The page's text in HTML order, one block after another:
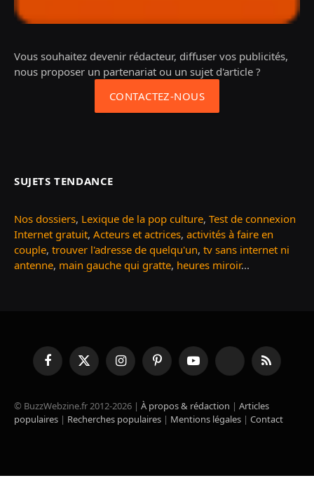
Vous souhaitez devenir rédacteur, diffuser vos publicités,
nous proposer un partenariat ou un sujet d'article ?
CONTACTEZ-NOUS
SUJETS TENDANCE
Nos dossiers, Lexique de la pop culture, Test de connexion
Internet gratuit, Acteurs et actrices, activités à faire en
couple, trouver l'adresse de quelqu'un, tv sans internet ni
antenne, main gauche qui gratte, heures miroir...
FacebookX
(Twitter)
InstagramPinterestYouTube TikTok RSS
© BuzzWebzine.fr 2012-2026 | À propos & rédaction | Articles
populaires | Recherches populaires | Mentions légales | Contact